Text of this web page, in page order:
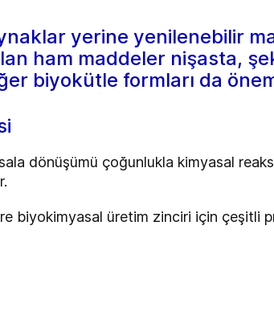
yerine yenilenebilir
ham maddeler nişasta,
biyokütle formları da
dönüşümü çoğunlukla kimyasal
biyokimyasal üretim zinciri için çeşitli